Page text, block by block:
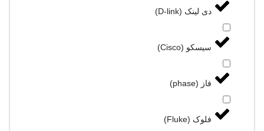
دی لینک (D-link)
سیسکو (Cisco)
فاز (phase)
فلوک (Fluke)